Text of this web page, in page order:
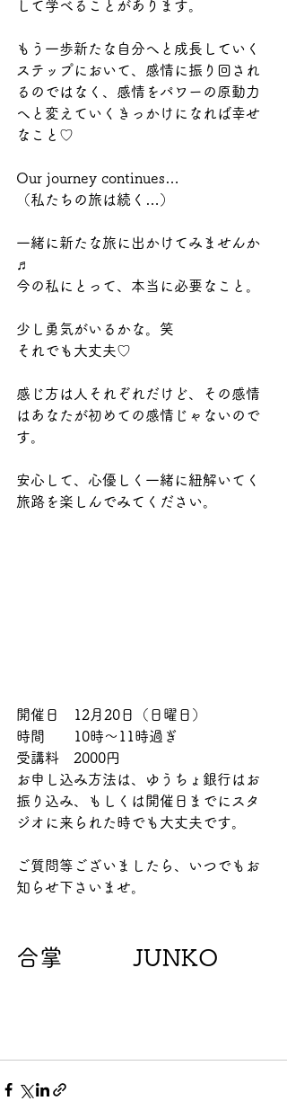
して学べることがあります。
もう一歩新たな自分へと成長していく
ステップにおいて、感情に振り回され
るのではなく、感情をパワーの原動力
へと変えていくきっかけになれば幸せ
なこと♡
Our journey continues…
（私たちの旅は続く…）
一緒に新たな旅に出かけてみませんか
♬
今の私にとって、本当に必要なこと。
少し勇気がいるかな。笑
それでも大丈夫♡
感じ方は人それぞれだけど、その感情
はあなたが初めての感情じゃないので
す。
安心して、心優しく一緒に紐解いてく
旅路を楽しんでみてください。
開催日　12月20日（日曜日）
時間　　10時〜11時過ぎ
受講料　2000円
お申し込み方法は、ゆうちょ銀行はお
振り込み、もしくは開催日までにスタ
ジオに来られた時でも大丈夫です。
ご質問等ございましたら、いつでもお
知らせ下さいませ。
合掌　　　JUNKO